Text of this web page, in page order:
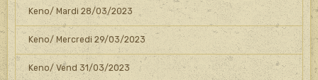
Keno/ Mardi 28/03/2023
Keno/ Mercredi 29/03/2023
Keno/ Vend 31/03/2023